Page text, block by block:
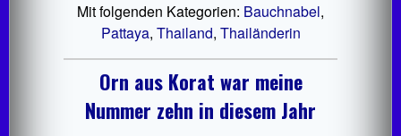
Mit folgenden Kategorien: Bauchnabel,
Pattaya, Thailand, Thailänderin
Orn aus Korat war meine
Nummer zehn in diesem Jahr